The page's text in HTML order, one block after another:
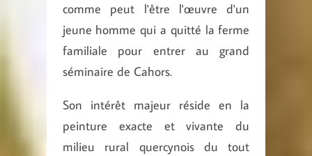
comme peut l'être l'œuvre d'un
jeune homme qui a quitté la ferme
familiale pour entrer au grand
séminaire de Cahors.
Son intérêt majeur réside en la
peinture exacte et vivante du
milieu rural quercynois du tout